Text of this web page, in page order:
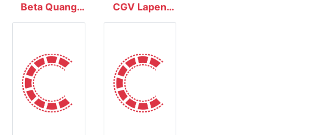
Beta Quang
Trung
CGV Lapen
Center Vũng